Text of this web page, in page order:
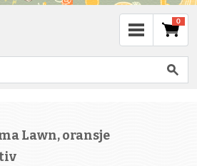
0
Lawn, oransje